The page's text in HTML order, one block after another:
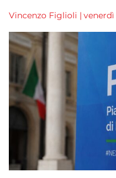
Vincenzo Figlioli | venerdì